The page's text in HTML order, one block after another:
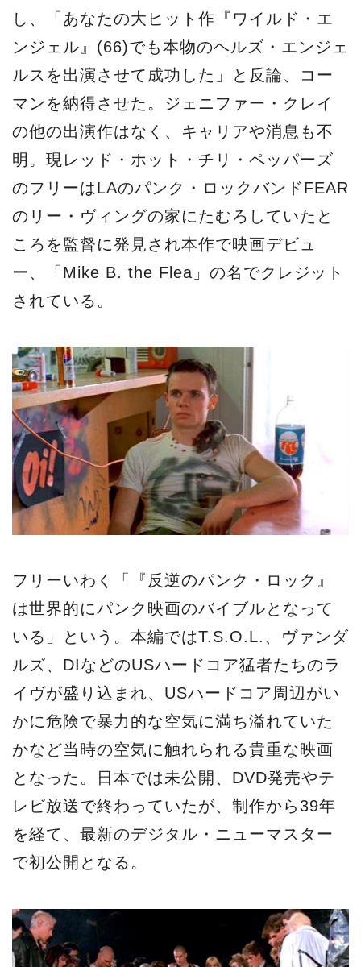
し、「あなたの大ヒット作『ワイルド・エ
ンジェル』(66)でも本物のヘルズ・エンジェ
ルスを出演させて成功した」と反論、コー
マンを納得させた。ジェニファー・クレイ
の他の出演作はなく、キャリアや消息も不
明。現レッド・ホット・チリ・ペッパーズ
のフリーはLAのパンク・ロックバンドFEAR
のリー・ヴィングの家にたむろしていたと
ころを監督に発見され本作で映画デビュ
ー、「Mike B. the Flea」の名でクレジット
されている。
フリーいわく「『反逆のパンク・ロック』
は世界的にパンク映画のバイブルとなって
いる」という。本編ではT.S.O.L.、ヴァンダ
ルズ、DIなどのUSハードコア猛者たちのラ
イヴが盛り込まれ、USハードコア周辺がい
かに危険で暴力的な空気に満ち溢れていた
かなど当時の空気に触れられる貴重な映画
となった。日本では未公開、DVD発売やテ
レビ放送で終わっていたが、制作から39年
を経て、最新のデジタル・ニューマスター
で初公開となる。